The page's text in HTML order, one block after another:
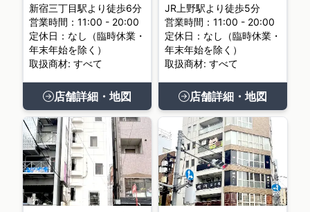
新宿三丁目駅より徒歩6分
営業時間：11:00 - 20:00
定休日：なし（臨時休業・
年末年始を除く）
取扱商材: すべて
店舗詳細・地図
JR上野駅より徒歩5分
営業時間：11:00 - 20:00
定休日：なし（臨時休業・
年末年始を除く）
取扱商材: すべて
店舗詳細・地図